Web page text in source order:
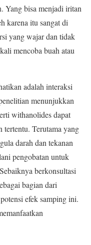
Yang bisa menjadi iritan
karena itu sangat di
yang wajar dan tidak
mencoba buah atau
adalah interaksi
menunjukkan
withanolides dapat
tertentu. Terutama yang
darah dan tekanan
pengobatan untuk
berkonsultasi
bagian dari
efek samping ini.